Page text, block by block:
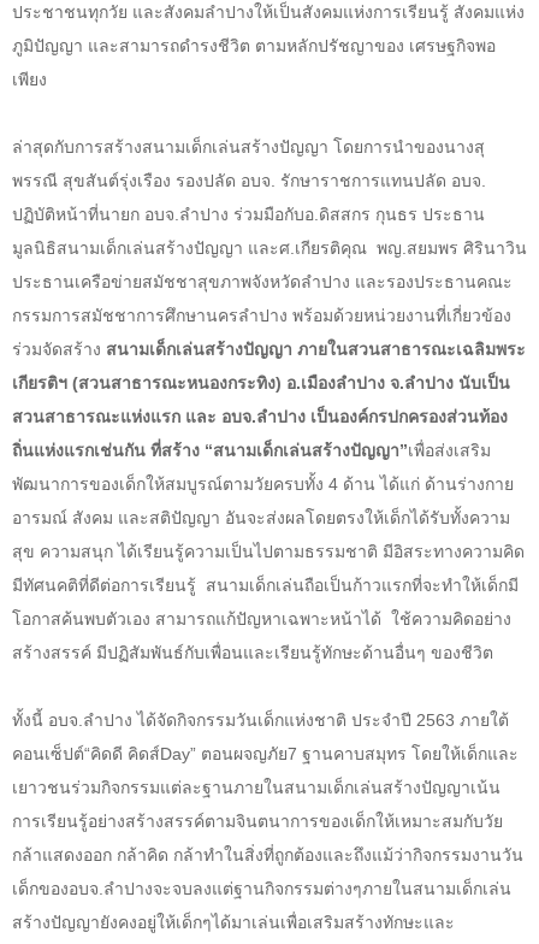
ประชาชนทุกวัย และสังคมลำปางให้เป็นสังคมแห่งการเรียนรู้ สังคมแห่ง
ภูมิปัญญา และสามารถดำรงชีวิต ตามหลักปรัชญาของ เศรษฐกิจพอ
เพียง
ล่าสุดกับการสร้างสนามเด็กเล่นสร้างปัญญา โดยการนำของนางสุ
พรรณี สุขสันต์รุ่งเรือง รองปลัด อบจ
รักษาราชการแทนปลัด อบจ
ปฏิบัติหน้าที่นายก อบจ ลำปาง ร่วมมือกับอ ดิสสกร กุนธร ประธาน
มูลนิธิสนามเด็กเล่นสร้างปัญญา และศ เกียรติคุณ พญ สยมพร ศิรินาวิน
ประธานเครือข่ายสมัชชาสุขภาพจังหวัดลำปาง และรองประธานคณะ
กรรมการสมัชชาการศึกษานครลำปาง พร้อมด้วยหน่วยงานที่เกี่ยวข้อง
ร่วมจัดสร้าง สนามเด็กเล่นสร้างปัญญา ภายในสวนสาธารณะเฉลิมพระ
เกียรติฯ (สวนสาธารณะหนองกระทิง) อ.เมืองลำปาง จ.ลำปาง นับเป็น
สวนสาธารณะแห่งแรก และ อบจ.ลำปาง เป็นองค์กรปกครองส่วนท้อง
ถิ่นแห่งแรกเช่นกัน ที่สร้าง “สนามเด็กเล่นสร้างปัญญา”เพื่อส่งเสริม
พัฒนาการของเด็กให้สมบูรณ์ตามวัยครบทั้ง 4 ด้าน ได้แก่ ด้านร่างกาย
อารมณ์ สังคม และสติปัญญา อันจะส่งผลโดยตรงให้เด็กได้รับทั้งความ
สุข ความสนุก ได้เรียนรู้ความเป็นไปตามธรรมชาติ มีอิสระทางความคิด
มีทัศนคติที่ดีต่อการเรียนรู้ สนามเด็กเล่นถือเป็นก้าวแรกที่จะทำให้เด็กมี
โอกาสค้นพบตัวเอง สามารถแก้ปัญหาเฉพาะหน้าได้ ใช้ความคิดอย่าง
สร้างสรรค์ มีปฏิสัมพันธ์กับเพื่อนและเรียนรู้ทักษะด้านอื่นๆ ของชีวิต
ทั้งนี้ อบจ ลำปาง ได้จัดกิจกรรมวันเด็กแห่งชาติ ประจำปี 2563 ภายใต้
คอนเซ็ปต์“คิดดี คิดส์Day” ตอนผจญภัย7 ฐานคาบสมุทร โดยให้เด็กและ
เยาวชนร่วมกิจกรรมแต่ละฐานภายในสนามเด็กเล่นสร้างปัญญาเน้น
การเรียนรู้อย่างสร้างสรรค์ตามจินตนาการของเด็กให้เหมาะสมกับวัย
กล้าแสดงออก กล้าคิด กล้าทำในสิ่งที่ถูกต้องและถึงแม้ว่ากิจกรรมงานวัน
เด็กของอบจ ลำปางจะจบลงแต่ฐานกิจกรรมต่างๆภายในสนามเด็กเล่น
สร้างปัญญายังคงอยู่ให้เด็กๆได้มาเล่นเพื่อเสริมสร้างทักษะและ